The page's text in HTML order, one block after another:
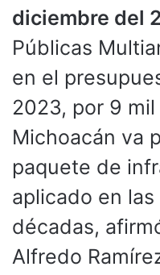
diciembre del
Públicas
en el
2023, por 9
Michoacán va
paquete de
aplicado en
décadas,
Alfredo